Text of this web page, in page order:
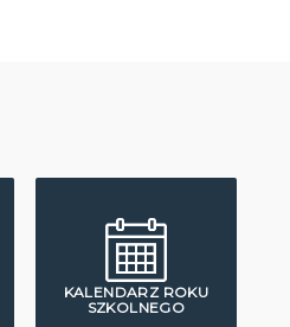
KALENDARZ ROKU
SZKOLNEGO